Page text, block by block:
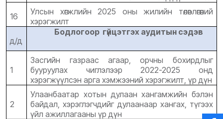
16
Улсын хөгжлийн 2025 оны жилийн төлөвлөгөөний
хэрэгжилт
д/д
Бодлогоор гүйцэтгэх аудитын сэдэв
1
Засгийн газраас aгaap, орчны бохирдлыг
бууруулах чиглэлээр 2022-2025 онд
хэрэгжүүлсэн apгa хэмжээний хэрэгжилт, үp дүн
2
Улаанбаатар хотын дулаан хангамжийн бэлэн
байдал, хэрэглэгчдийг дулаанаар хангах, түгээх
үйл ажиллагааны үр дүн